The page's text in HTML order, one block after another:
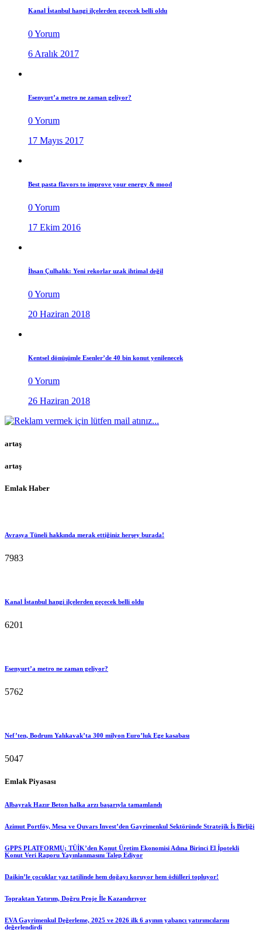
Kanal İstanbul hangi ilçelerden geçecek belli oldu
0 Yorum
6 Aralık 2017
Esenyurt’a metro ne zaman geliyor?
0 Yorum
17 Mayıs 2017
Best pasta flavors to improve your energy & mood
0 Yorum
17 Ekim 2016
İhsan Çulhalık: Yeni rekorlar uzak ihtimal değil
0 Yorum
20 Haziran 2018
Kentsel dönüşümle Esenler’de 40 bin konut yenilenecek
0 Yorum
26 Haziran 2018
artaş
artaş
Emlak Haber
Avrasya Tüneli hakkında merak ettiğiniz herşey burada!
7983
Kanal İstanbul hangi ilçelerden geçecek belli oldu
6201
Esenyurt’a metro ne zaman geliyor?
5762
Nef’ten, Bodrum Yalıkavak’ta 300 milyon Euro’luk Ege kasabası
5047
Emlak Piyasası
Albayrak Hazır Beton halka arzı başarıyla tamamlandı
Azimut Portföy, Mesa ve Quvars Invest’den Gayrimenkul Sektöründe Stratejik İş Birliği
GPPS PLATFORMU; TÜİK’den Konut Üretim Ekonomisi Adına Birinci El İpotekli
Konut Veri Raporu Yayınlanmasını Talep Ediyor
Daikin’le çocuklar yaz tatilinde hem doğayı koruyor hem ödülleri topluyor!
Topraktan Yatırım, Doğru Proje İle Kazandırıyor
EVA Gayrimenkul Değerleme, 2025 ve 2026 ilk 6 ayının yabancı yatırımcılarını
değerlendirdi